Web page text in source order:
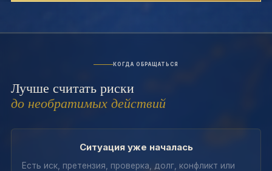
КОГДА ОБРАЩАТЬСЯ
Лучше считать риски
до необратимых действий
Ситуация уже началась
Есть иск, претензия, проверка, долг, конфликт или